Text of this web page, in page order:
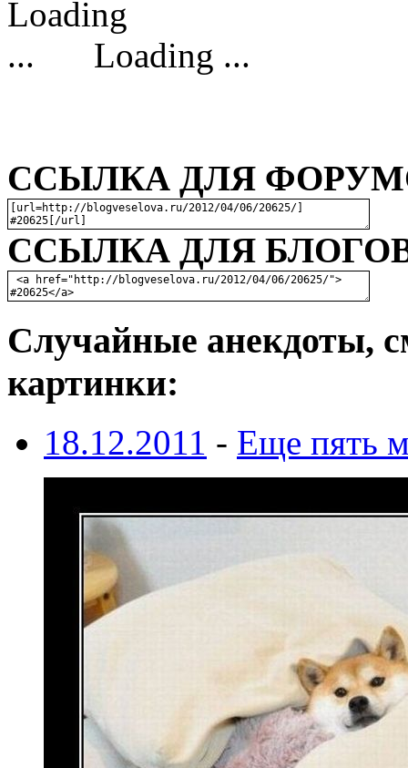
Loading ...
ССЫЛКА ДЛЯ
ССЫЛКА ДЛЯ БЛОГОВ
Случайные анекдоты,
картинки:
18.12.2011 - Еще пять